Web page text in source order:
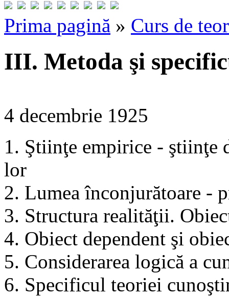
Prima pagină » Curs de
III. Metoda şi
4 decembrie 1925
1. Ştiinţe empirice - ştiinţe
lor
2. Lumea înconjurătoare -
3. Structura realităţii.
4. Obiect dependent şi
5. Considerarea logică a
6. Specificul teoriei